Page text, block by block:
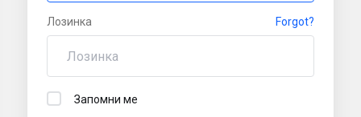
Лозинка Forgot?
Запомни ме